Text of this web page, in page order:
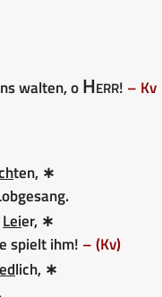
walten, oHerr! – Kv
ten, ∗
Leier, ∗
spielt ihm! – (Kv)
lich, ∗